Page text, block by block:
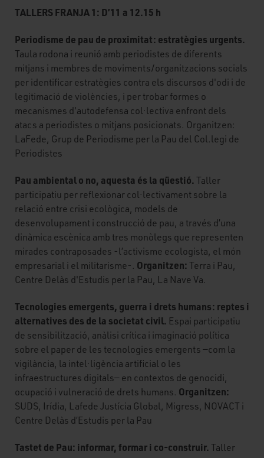
TALLERS FRANJA 1: D’11 a 12.15 h
Periodisme de pau de proximitat: estratègies urgents.
Taula rodona i reunió amb periodistes de diferents
mitjans i membres de moviments/organitzacions socials
per identificar estratègies contra els discursos d'odi i de
legitimació de violències, i per trobar formes o
mecanismes d'autodefensa col·lectiva enfront dels
atacs a periodistes o mitjans posicionats. Organitzen:
LaFede, Grup de Periodisme per la Pau del Col.legi de
Periodistes
Pau ambiental o no, aquesta és la qüestió. Taller
participatiu per reflexionar col·lectivament sobre la
relació entre crisi ecològica, models de
desenvolupament i construcció de pau, a través d’una
dinàmica escènica amb tres monòlegs que representen
mirades contraposades -l’activisme ecologista, el món
empresarial i el militarisme-. Organitzen: Terra i Pau,
Centre Delàs d'Estudis per la Pau, La Nave Va.
Tecnologies emergents, guerra i drets humans: reptes i
alternatives des de la societat civil. Espai participatiu
de sensibilització, anàlisi crítica i imaginació política
sobre el paper de les tecnologies emergents —com la
vigilància, la intel·ligència artificial o les
infraestructures digitals— en contextos de genocidi,
ocupació i vulneració de drets humans. Organitzen:
SUDS, Irídia, Lafede Justícia Global, Migress, NOVACT i
Centre Delàs d’Estudis per la Pau
Tastet de Pau: informar, formar i co-construir. Taller